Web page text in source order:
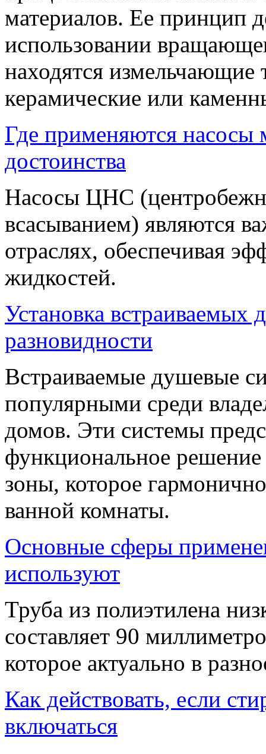
материалов. Ее принцип
использовании
находятся измельчающие
керамические или
Где применяются
достоинства
Насосы ЦНС
всасыванием) являются
отраслях, обеспечивая
жидкостей.
Установка встраиваемых
разновидности
Встраиваемые душевые
популярными среди
домов. Эти системы
функциональное
зоны, которое
ванной комнаты.
Основные сферы
используют
Труба из полиэтилена
составляет 90
которое актуально в
Как действовать, если
включаться